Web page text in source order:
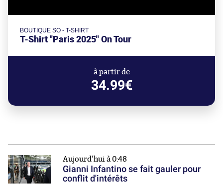
BOUTIQUE SO - T-SHIRT
T-Shirt "Paris 2025" On Tour
à partir de
34.99€
Aujourd'hui à 0:48
Gianni Infantino se fait gauler pour
conflit d'intérêts